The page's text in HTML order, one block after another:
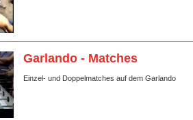
Garlando - Matches
Einzel- und Doppelmatches auf dem Garlando